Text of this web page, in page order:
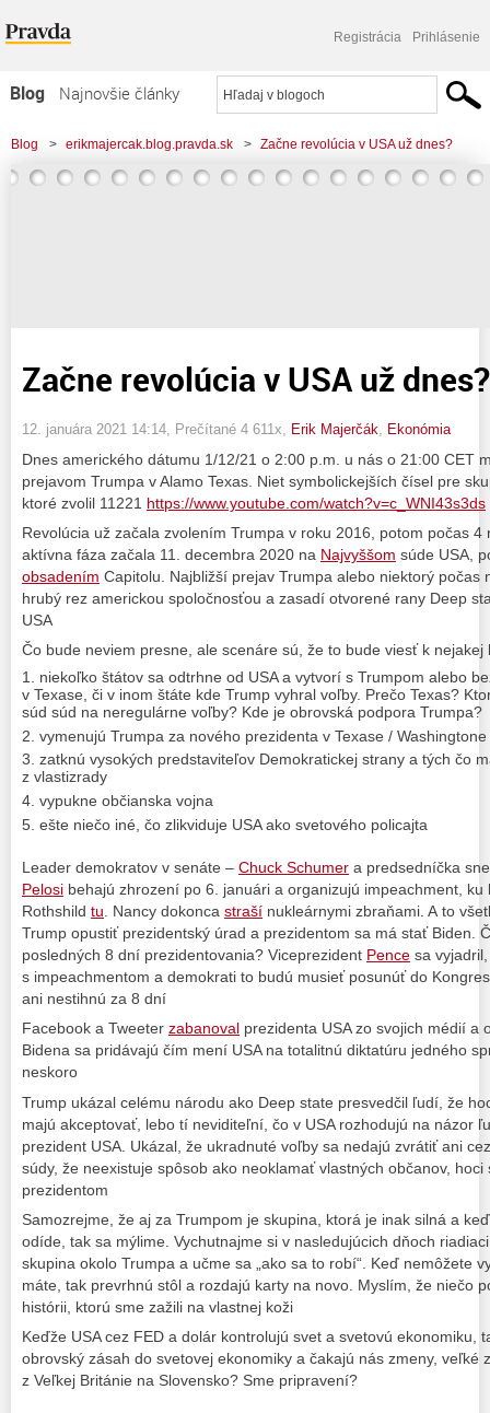
Registrácia Prihlásenie
Blog
Najnovšie články
Najčítanejšie články
Najkomentovanejšie články
Blog > erikmajercak.blog.pravda.sk > Začne revolúcia v USA už dnes?
Začne revolúcia v USA už dnes?
12. januára 2021 14:14 , Prečítané 4 611x, Erik Majerčák Ekonómia
Dnes amerického dátumu 1/12/21 o 2:00 p.m. u nás o 21:00 CET
prejavom Trumpa v Alamo Texas. Niet symbolickejších čísel pre
ktoré zvolil 11221 https://www.youtube.com/watch?v=c_WNI43s3ds
Revolúcia už začala zvolením Trumpa v roku 2016, potom počas 4
aktívna fáza začala 11. decembra 2020 na Najvyššom súde USA,
obsadením Capitolu. Najbližší prejav Trumpa alebo niektorý počas
hrubý rez americkou spoločnosťou a zasadí otvorené rany Deep
USA
Čo bude neviem presne, ale scenáre sú, že to bude viesť k nejakej
niekoľko štátov sa odtrhne od USA a vytvorí s Trumpom alebo
v Texase, či v inom štáte kde Trump vyhral voľby. Prečo Texas?
súd súd na neregulárne voľby? Kde je obrovská podpora Trumpa?
vymenujú Trumpa za nového prezidenta v Texase / Washingtone
zatknú vysokých predstaviteľov Demokratickej strany a tých čo
z vlastizrady
vypukne občianska vojna
ešte niečo iné, čo zlikviduje USA ako svetového policajta
Leader demokratov v senáte – Chuck Schumer a predsedníčka
Pelosi behajú zhrození po 6. januári a organizujú impeachment, ku
Rothshild tu. Nancy dokonca straší nukleárnymi zbraňami. A to
Trump opustiť prezidentský úrad a prezidentom sa má stať Biden.
posledných 8 dní prezidentovania? Viceprezident Pence sa
s impeachmentom a demokrati to budú musieť posunúť do
ani nestihnú za 8 dní
Facebook a Tweeter zabanoval prezidenta USA zo svojich médií a
Bidena sa pridávajú čím mení USA na totalitnú diktatúru jedného
neskoro
Trump ukázal celému národu ako Deep state presvedčil ľudí, že
majú akceptovať, lebo tí neviditeľní, čo v USA rozhodujú na názor
prezident USA. Ukázal, že ukradnuté voľby sa nedajú zvrátiť ani
súdy, že neexistuje spôsob ako neoklamať vlastných občanov,
prezidentom
Samozrejme, že aj za Trumpom je skupina, ktorá je inak silná a
odíde, tak sa mýlime. Vychutnajme si v nasledujúcich dňoch
skupina okolo Trumpa a učme sa „ako sa to robí“. Keď nemôžete
máte, tak prevrhnú stôl a rozdajú karty na novo. Myslím, že niečo
histórii, ktorú sme zažili na vlastnej koži
Keďže USA cez FED a dolár kontrolujú svet a svetovú ekonomiku,
obrovský zásah do svetovej ekonomiky a čakajú nás zmeny, veľké
z Veľkej Británie na Slovensko? Sme pripravení?